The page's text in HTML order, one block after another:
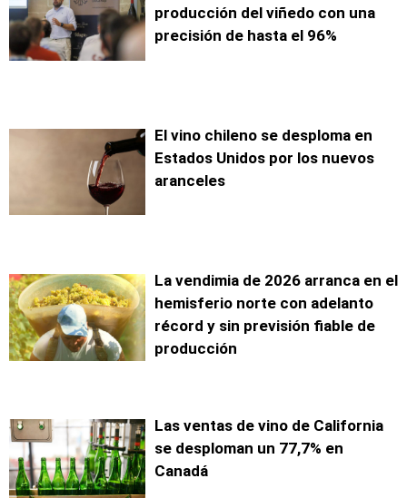
producción del viñedo con una
precisión de hasta el 96%
El vino chileno se desploma en
Estados Unidos por los nuevos
aranceles
La vendimia de 2026 arranca en el
hemisferio norte con adelanto
récord y sin previsión fiable de
producción
Las ventas de vino de California
se desploman un 77,7% en
Canadá